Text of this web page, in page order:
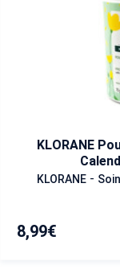
KLORANE
KLORANE -
8,99€